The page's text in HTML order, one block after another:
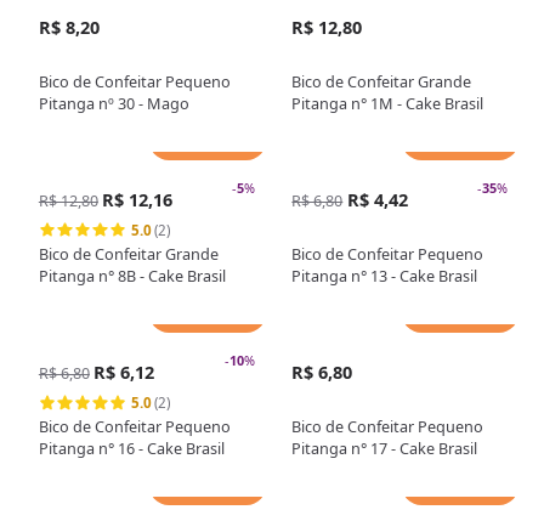
R$ 8,20
Bico de Confeitar Pequeno
Pitanga nº 30 - Mago
R$ 12,80
Bico de Confeitar Grande
Pitanga n° 1M - Cake Brasil
-5%
R$ 12,80 R$ 12,16
5.0(2)
Bico de Confeitar Grande
Pitanga n° 8B - Cake Brasil
-35%
R$ 6,80 R$ 4,42
Bico de Confeitar Pequeno
Pitanga n° 13 - Cake Brasil
-10%
R$ 6,80 R$ 6,12
5.0(2)
Bico de Confeitar Pequeno
Pitanga n° 16 - Cake Brasil
R$ 6,80
Bico de Confeitar Pequeno
Pitanga n° 17 - Cake Brasil